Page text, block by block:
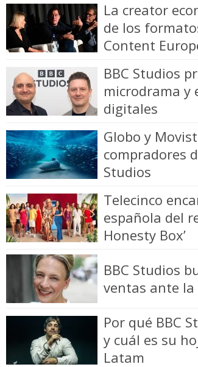
La creator
de los
Content
BBC Studios
microdrama y
digitales
Globo y
compradores
Studios
Telecinco
española del
Honesty Box’
BBC Studios
ventas ante la
Por qué BBC
y cuál es su
Latam